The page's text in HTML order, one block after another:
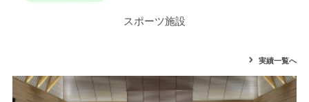
スポーツ施設
実績一覧へ